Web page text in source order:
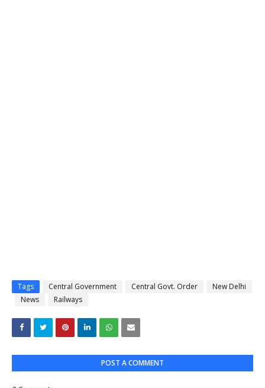
Tags Central Government Central Govt. Order
New Delhi
News
Railways
POST A COMMENT